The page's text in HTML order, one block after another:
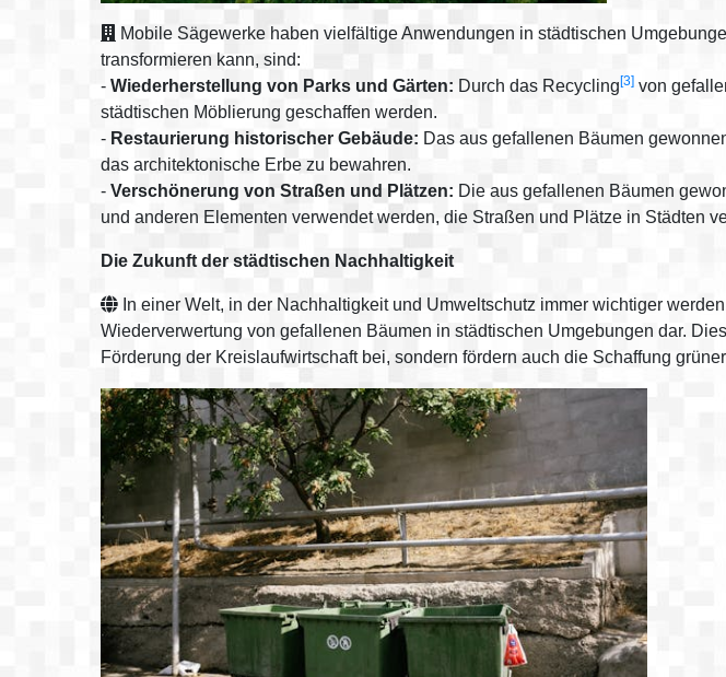
Mobile Sägewerke haben vielfältige Anwendungen in städtischen
transformieren kann, sind:
- Wiederherstellung von Parks und Gärten: Durch das Recycling[3] von
städtischen Möblierung geschaffen werden.
- Restaurierung historischer Gebäude: Das aus gefallenen Bäumen
das architektonische Erbe zu bewahren.
- Verschönerung von Straßen und Plätzen: Die aus gefallenen Bäumen
und anderen Elementen verwendet werden, die Straßen und Plätze in Städten
Die Zukunft der städtischen Nachhaltigkeit
In einer Welt, in der Nachhaltigkeit und Umweltschutz immer wichtiger
Wiederverwertung von gefallenen Bäumen in städtischen Umgebungen dar.
Förderung der Kreislaufwirtschaft bei, sondern fördern auch die Schaffung